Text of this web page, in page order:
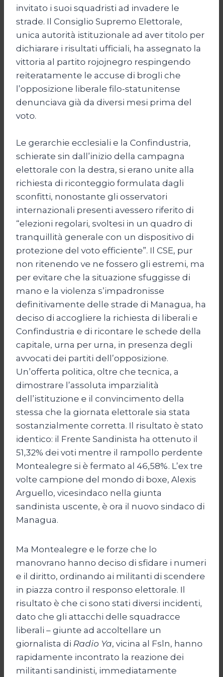
invitato i suoi squadristi ad invadere le
strade. Il Consiglio Supremo Elettorale,
unica autorità istituzionale ad aver titolo per
dichiarare i risultati ufficiali, ha assegnato la
vittoria al partito rojojnegro respingendo
reiteratamente le accuse di brogli che
l’opposizione liberale filo-statunitense
denunciava già da diversi mesi prima del
voto.
Le gerarchie ecclesiali e la Confindustria,
schierate sin dall’inizio della campagna
elettorale con la destra, si erano unite alla
richiesta di riconteggio formulata dagli
sconfitti, nonostante gli osservatori
internazionali presenti avessero riferito di
“elezioni regolari, svoltesi in un quadro di
tranquillità generale con un dispositivo di
protezione del voto efficiente”. Il CSE, pur
non ritenendo ve ne fossero gli estremi, ma
per evitare che la situazione sfuggisse di
mano e la violenza s’impadronisse
definitivamente delle strade di Managua, ha
deciso di accogliere la richiesta di liberali e
Confindustria e di ricontare le schede della
capitale, urna per urna, in presenza degli
avvocati dei partiti dell’opposizione.
Un’offerta politica, oltre che tecnica, a
dimostrare l’assoluta imparzialità
dell’istituzione e il convincimento della
stessa che la giornata elettorale sia stata
sostanzialmente corretta. Il risultato è stato
identico: il Frente Sandinista ha ottenuto il
51,32% dei voti mentre il rampollo perdente
Montealegre si è fermato al 46,58%. L’ex tre
volte campione del mondo di boxe, Alexis
Arguello, vicesindaco nella giunta
sandinista uscente, è ora il nuovo sindaco di
Managua.
Ma Montealegre e le forze che lo
manovrano hanno deciso di sfidare i numeri
e il diritto, ordinando ai militanti di scendere
in piazza contro il responso elettorale. Il
risultato è che ci sono stati diversi incidenti,
dato che gli attacchi delle squadracce
liberali – giunte ad accoltellare un
giornalista di Radio Ya, vicina al Fsln, hanno
rapidamente incontrato la reazione dei
militanti sandinisti, immediatamente